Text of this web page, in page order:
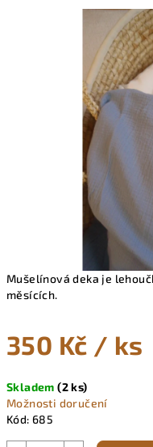
Mušelínová deka je
měsících.
350 Kč / ks
cena:
Skladem(2 ks)
Možnosti doručení
Kód: 685
hvězdiček.